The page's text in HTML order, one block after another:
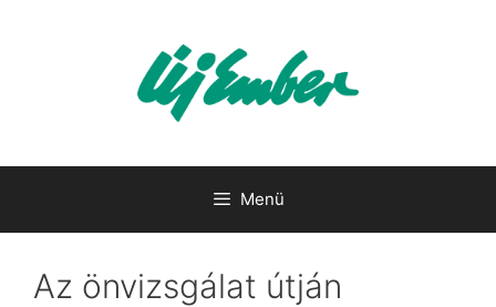
Menü
Az önvizsgálat útján